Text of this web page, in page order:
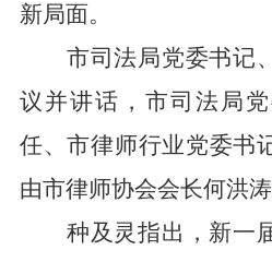
新局面。
市司法局党委书记
议并讲话，市司法局
任、市律师行业党委书
由市律师协会会长何洪
种及灵指出，新一